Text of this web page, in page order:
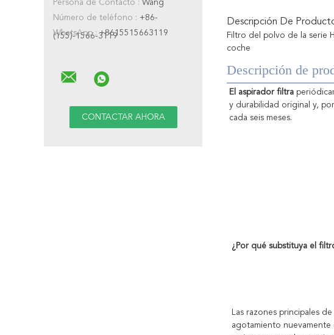
Persona de Contacto : Wang
Número de teléfono : +86-
(155)-1566-3119
WhatsApp : +8615515663119
Descripción De
Filtro del polvo de la serie
coche
Descripción de
El aspirador filtra
y durabilidad original y,
cada seis meses.
¿Por qué substituya el
Las razones principales
agotamiento